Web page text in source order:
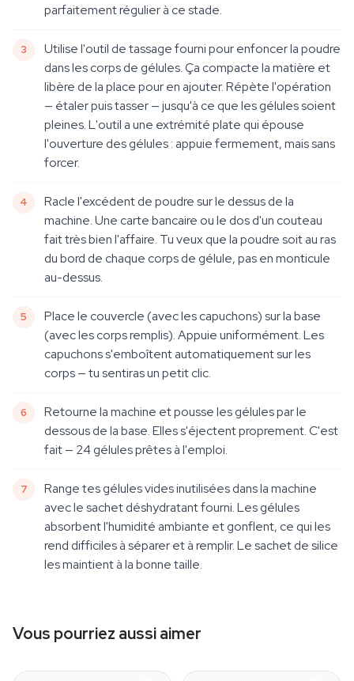
parfaitement régulier à ce stade.
Utilise l'outil de tassage fourni pour enfoncer la poudre
dans les corps de gélules. Ça compacte la matière et
libère de la place pour en ajouter. Répète l'opération
— étaler puis tasser — jusqu'à ce que les gélules soient
pleines. L'outil a une extrémité plate qui épouse
l'ouverture des gélules : appuie fermement, mais sans
forcer.
Racle l'excédent de poudre sur le dessus de la
machine. Une carte bancaire ou le dos d'un couteau
fait très bien l'affaire. Tu veux que la poudre soit au ras
du bord de chaque corps de gélule, pas en monticule
au-dessus.
Place le couvercle (avec les capuchons) sur la base
(avec les corps remplis). Appuie uniformément. Les
capuchons s'emboîtent automatiquement sur les
corps — tu sentiras un petit clic.
Retourne la machine et pousse les gélules par le
dessous de la base. Elles s'éjectent proprement. C'est
fait — 24 gélules prêtes à l'emploi.
Range tes gélules vides inutilisées dans la machine
avec le sachet déshydratant fourni. Les gélules
absorbent l'humidité ambiante et gonflent, ce qui les
rend difficiles à séparer et à remplir. Le sachet de silice
les maintient à la bonne taille.
Vous pourriez aussi aimer